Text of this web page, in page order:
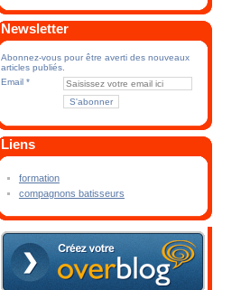
Newsletter
Abonnez-vous pour être averti des nouveaux
articles publiés.
Email
Liens
formation
compagnons batisseurs